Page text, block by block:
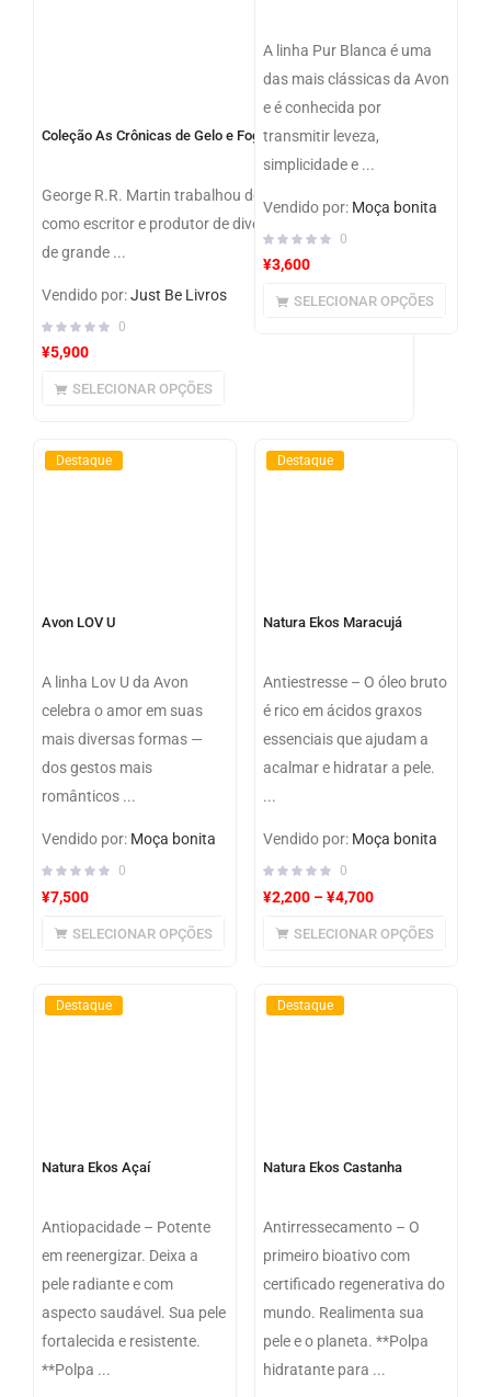
Coleção As Crônicas de Gelo e Fogo – George R. R. Martin
George R.R. Martin trabalhou dez anos em Hollywood
como escritor e produtor de diversas séries e filmes
de grande ...
Vendido por:Just Be Livros
0
¥5,900
SELECIONAR OPÇÕES
A linha Pur Blanca é uma
das mais clássicas da Avon
e é conhecida por
transmitir leveza,
simplicidade e ...
Vendido por: Moça bonita
0
¥3,600
SELECIONAR OPÇÕES
Destaque
Avon LOV U
A linha Lov U da Avon
celebra o amor em suas
mais diversas formas —
dos gestos mais
românticos ...
Vendido por: Moça bonita
0
¥7,500
SELECIONAR OPÇÕES
Destaque
Natura Ekos Maracujá
Antiestresse – O óleo bruto
é rico em ácidos graxos
essenciais que ajudam a
acalmar e hidratar a pele.
...
Vendido por: Moça bonita
0
¥2,200 –¥4,700
SELECIONAR OPÇÕES
Destaque
Natura Ekos Açaí
Antiopacidade – Potente
em reenergizar. Deixa a
pele radiante e com
aspecto saudável. Sua pele
fortalecida e resistente.
**Polpa ...
Destaque
Natura Ekos Castanha
Antirressecamento – O
primeiro bioativo com
certificado regenerativa do
mundo. Realimenta sua
pele e o planeta. **Polpa
hidratante para ...